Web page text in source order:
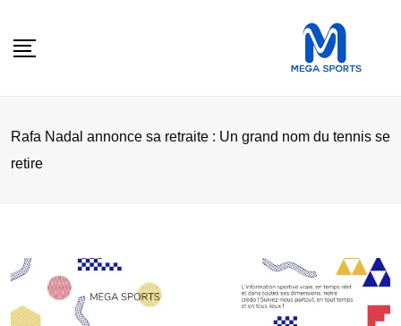
Rafa Nadal annonce sa retraite : Un grand nom du tennis se
retire